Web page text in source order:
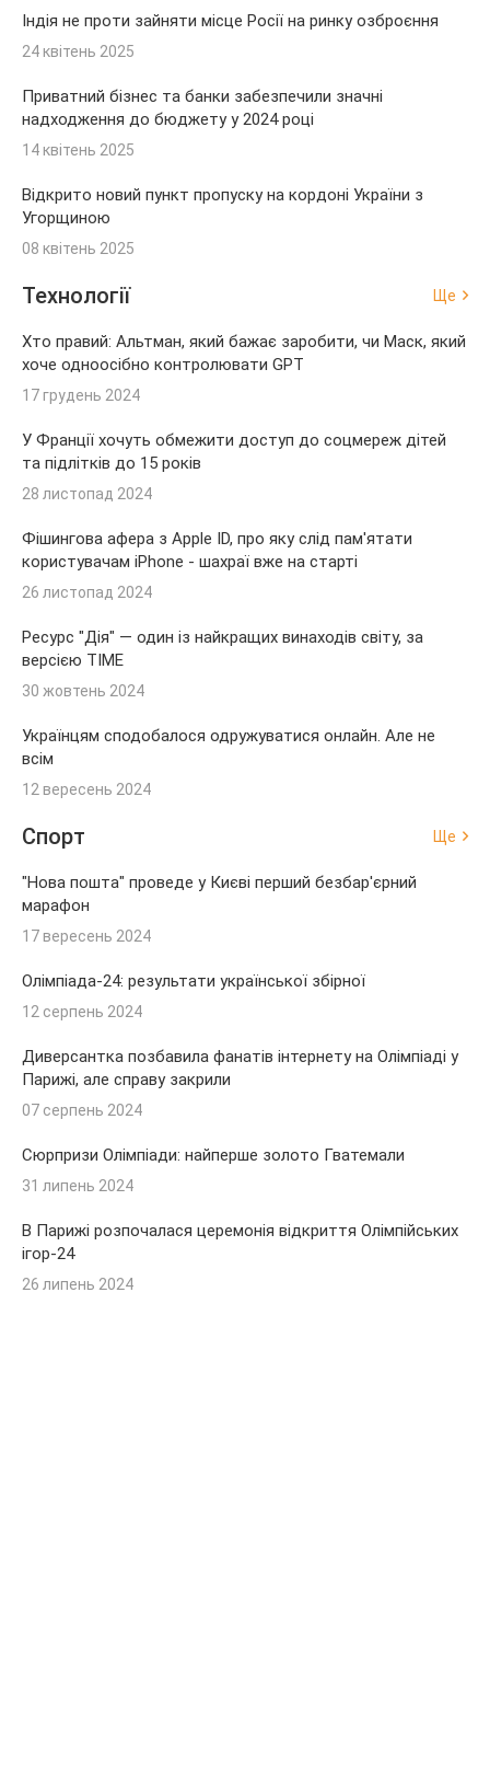
Індія не проти зайняти місце Росії на ринку озброєння
24 квітень 2025
Приватний бізнес та банки забезпечили значні
надходження до бюджету у 2024 році
14 квітень 2025
Відкрито новий пункт пропуску на кордоні України з
Угорщиною
08 квітень 2025
Технології Ще
Хто правий: Альтман, який бажає заробити, чи Маск, який
хоче одноосібно контролювати GPT
17 грудень 2024
У Франції хочуть обмежити доступ до соцмереж дітей
та підлітків до 15 років
28 листопад 2024
Фішингова афера з Apple ID, про яку слід пам'ятати
користувачам iPhone - шахраї вже на старті
26 листопад 2024
Ресурс "Дія" — один із найкращих винаходів світу, за
версією TIME
30 жовтень 2024
Українцям сподобалося одружуватися онлайн. Але не
всім
12 вересень 2024
Спорт Ще
"Нова пошта" проведе у Києві перший безбар'єрний
марафон
17 вересень 2024
Олімпіада-24: результати української збірної
12 серпень 2024
Диверсантка позбавила фанатів інтернету на Олімпіаді у
Парижі, але справу закрили
07 серпень 2024
Сюрпризи Олімпіади: найперше золото Гватемали
31 липень 2024
В Парижі розпочалася церемонія відкриття Олімпійських
ігор-24
26 липень 2024